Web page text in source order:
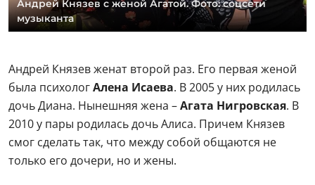
Андрей Князев с женой Агатой. Фото: соцсети
музыканта
Андрей Князев женат второй раз. Его первая женой
была психологАлена Исаева. В 2005 у них родилась
дочь Диана. Нынешняя жена –Агата Нигровская. В
2010 у пары родилась дочь Алиса. Причем Князев
смог сделать так, что между собой общаются не
только его дочери, но и жены.